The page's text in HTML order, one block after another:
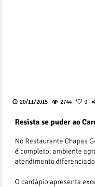
20/11/2015 2744 0
Resista se puder ao
No Restaurante Chapas
é completo: ambiente
atendimento
O cardápio apresenta